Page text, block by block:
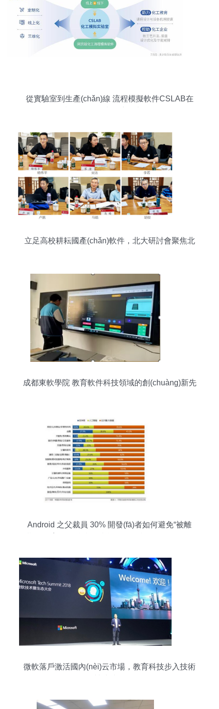
從實驗室到生產(chǎn)線 流程模擬軟件CSLAB在
立足高校耕耘國產(chǎn)軟件，北大研討會聚焦北
成都東軟學院 教育軟件科技領域的創(chuàng)新先
Android 之父裁員 30% 開發(fā)者如何避免“被離
微軟落戶激活國內(nèi)云市場，教育科技步入技術